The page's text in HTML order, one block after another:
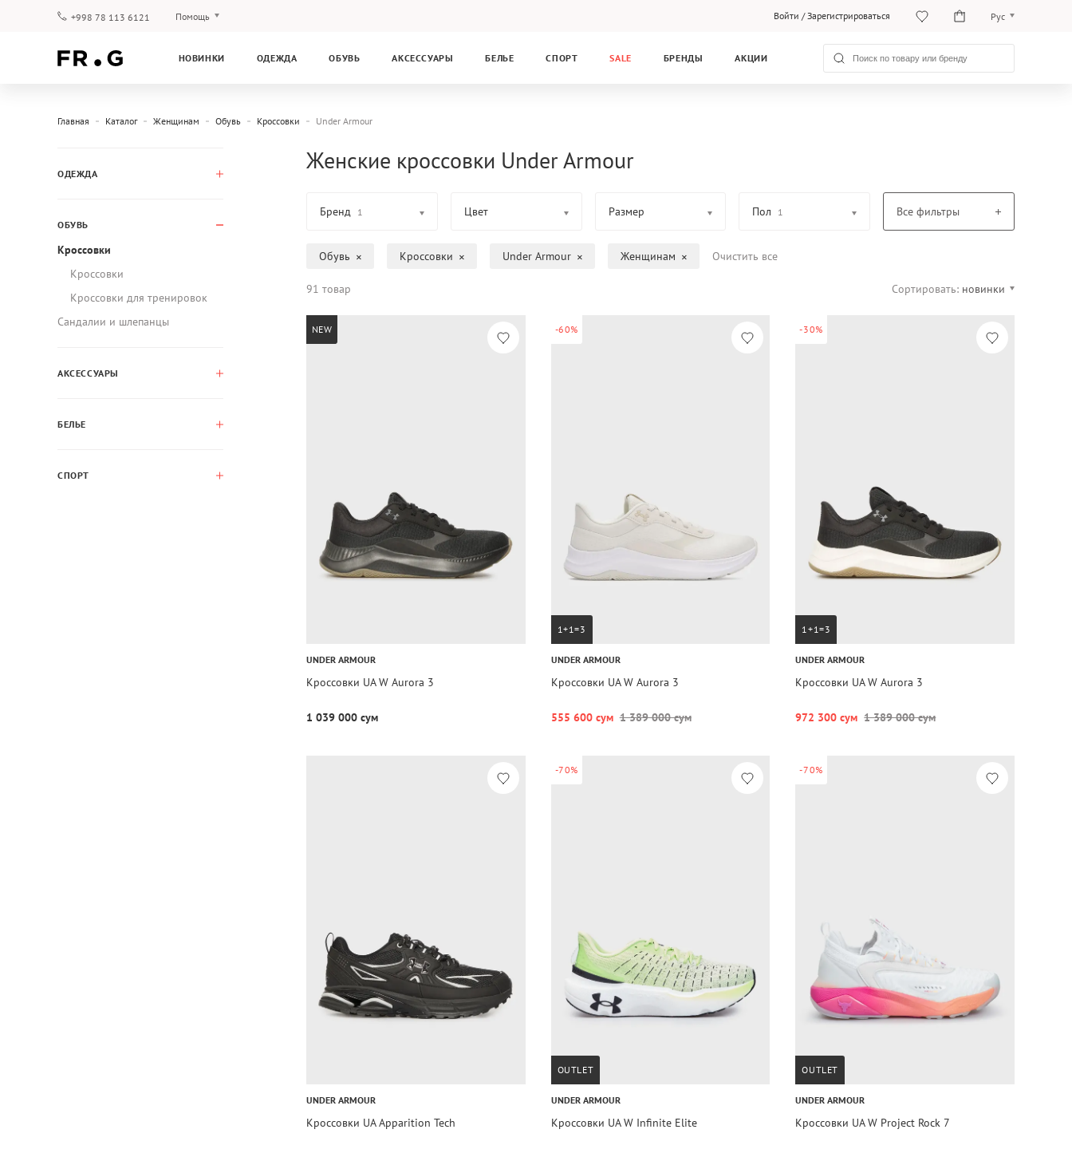
+998 78 113 6121 Помощь Войти /Зарегистрироваться Рус
Рус
НОВИНКИ ОДЕЖДА ОБУВЬ АКСЕССУАРЫ БЕЛЬЕ СПОРТ SALE БРЕНДЫ АКЦИИ
Главная Каталог Женщинам Обувь Кроссовки Under Armour
ОДЕЖДА
ОБУВЬ
Кроссовки
Кроссовки
Кроссовки для тренировок
Сандалии и шлепанцы
АКСЕССУАРЫ
БЕЛЬЕ
СПОРТ
Женские кроссовки Under Armour
Бренд 1 Цвет Размер Пол 1 Все фильтры
Обувь Кроссовки Under Armour Женщинам Очистить все
91 товар Сортировать: новинки
NEW
UNDER ARMOUR
Кроссовки UA W Aurora 3
1 039 000 сум
-60%
1+1=3
UNDER ARMOUR
Кроссовки UA W Aurora 3
555 600 сум 1 389 000 сум
-30%
1+1=3
UNDER ARMOUR
Кроссовки UA W Aurora 3
972 300 сум 1 389 000 сум
UNDER ARMOUR
Кроссовки UA Apparition Tech
-70%
OUTLET
UNDER ARMOUR
Кроссовки UA W Infinite Elite
-70%
OUTLET
UNDER ARMOUR
Кроссовки UA W Project Rock 7